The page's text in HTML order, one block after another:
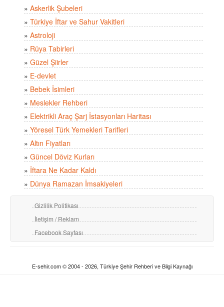
» Askerlik Şubeleri
» Türkiye İftar ve Sahur Vakitleri
» Astroloji
» Rüya Tabirleri
» Güzel Şiirler
» E-devlet
» Bebek İsimleri
» Meslekler Rehberi
» Elektrikli Araç Şarj İstasyonları Haritası
» Yöresel Türk Yemekleri Tarifleri
» Altın Fiyatları
» Güncel Döviz Kurları
» İftara Ne Kadar Kaldı
» Dünya Ramazan İmsakiyeleri
Gizlilik Politikası
İletişim / Reklam
Facebook Sayfası
E-sehir.com © 2004 - 2026, Türkiye Şehir Rehberi ve Bilgi Kaynağı